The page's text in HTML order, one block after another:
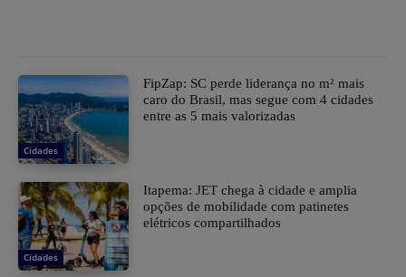
Cidades
FipZap: SC perde liderança no m² mais
caro do Brasil, mas segue com 4 cidades
entre as 5 mais valorizadas
Cidades
Itapema: JET chega à cidade e amplia
opções de mobilidade com patinetes
elétricos compartilhados